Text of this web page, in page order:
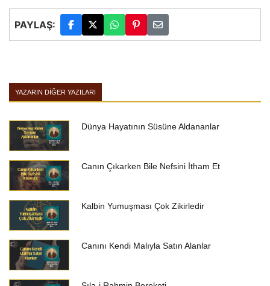
PAYLAŞ:
YAZARIN DIĞER YAZILARI
Dünya Hayatının Süsüne Aldananlar
Canın Çıkarken Bile Nefsini İtham Et
Kalbin Yumuşması Çok Zikirledir
Canını Kendi Malıyla Satın Alanlar